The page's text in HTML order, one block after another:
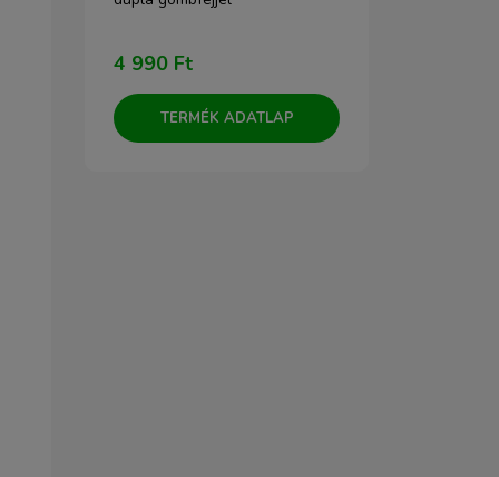
4 990 Ft
TERMÉK ADATLAP